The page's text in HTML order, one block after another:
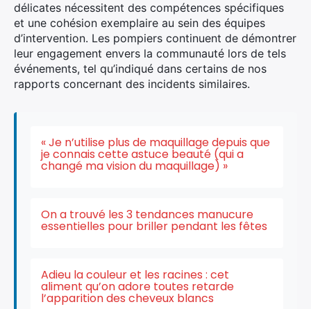
délicates nécessitent des compétences spécifiques
et une cohésion exemplaire au sein des équipes
d’intervention. Les pompiers continuent de démontrer
leur engagement envers la communauté lors de tels
événements, tel qu’indiqué dans certains de nos
rapports concernant des incidents similaires.
« Je n’utilise plus de maquillage depuis que
je connais cette astuce beauté (qui a
changé ma vision du maquillage) »
On a trouvé les 3 tendances manucure
essentielles pour briller pendant les fêtes
Adieu la couleur et les racines : cet
aliment qu’on adore toutes retarde
l’apparition des cheveux blancs